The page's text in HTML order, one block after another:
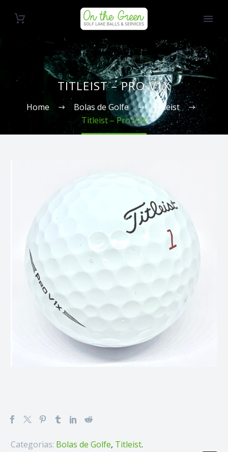
TITLEIST – PRO V1X
Home Bolas de Golfe
Titleist
Titleist – Pro V1X
Categorias: Bolas de Golfe, Titleist.